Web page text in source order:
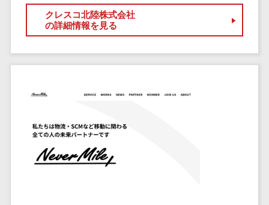
その他業務支援サービス>
データ分析・活用
テキストマイニングツール>
AI翻訳サービス>
ョンテスト
ログ管理シス
クラウド型セ
クレスコ北陸株式会社
の詳細情報を見る